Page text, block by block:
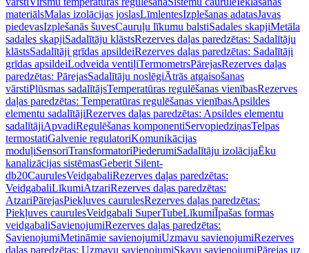
materiālsMalas izolācijas joslasLīmlentesIzplešanas adatasJavas
piedevasIzplešanās šuvesCauruļu līkumu balstiSadales skapjiMetāla
sadales skapjiSadalītāju klāstsRezerves daļas paredzētas: Sadalītāju
klāstsSadalītāji grīdas apsildeiRezerves daļas paredzētas: Sadalītāji
grīdas apsildeiLodveida ventiļiTermometrsPārejasRezerves daļas
paredzētas: PārejasSadalītāju noslēgiĀtrās atgaisošanas
vārstiPlūsmas sadalītājsTemperatūras regulēšanas vienībasRezerves
daļas paredzētas: Temperatūras regulēšanas vienībasApsildes
elementu sadalītājiRezerves daļas paredzētas: Apsildes elementu
sadalītājiApvadiRegulēšanas komponentiServopiedziņasTelpas
termostatiGalvenie regulatoriKomunikācijas
moduļiSensoriTransformatoriPiederumiSadalītāju izolācijaĒku
kanalizācijas sistēmasGeberit Silent-
db20CaurulesVeidgabaliRezerves daļas paredzētas:
VeidgabaliLīkumiAtzariRezerves daļas paredzētas:
AtzariPārejasPiekļuves caurulesRezerves daļas paredzētas:
Piekļuves caurulesVeidgabali SuperTubeLīkumiĪpašas formas
veidgabaliSavienojumiRezerves daļas paredzētas:
SavienojumiMetināmie savienojumiUzmavu savienojumiRezerves
daļas paredzētas: Uzmavu savienojumiSkavu savienojumiPārejas uz